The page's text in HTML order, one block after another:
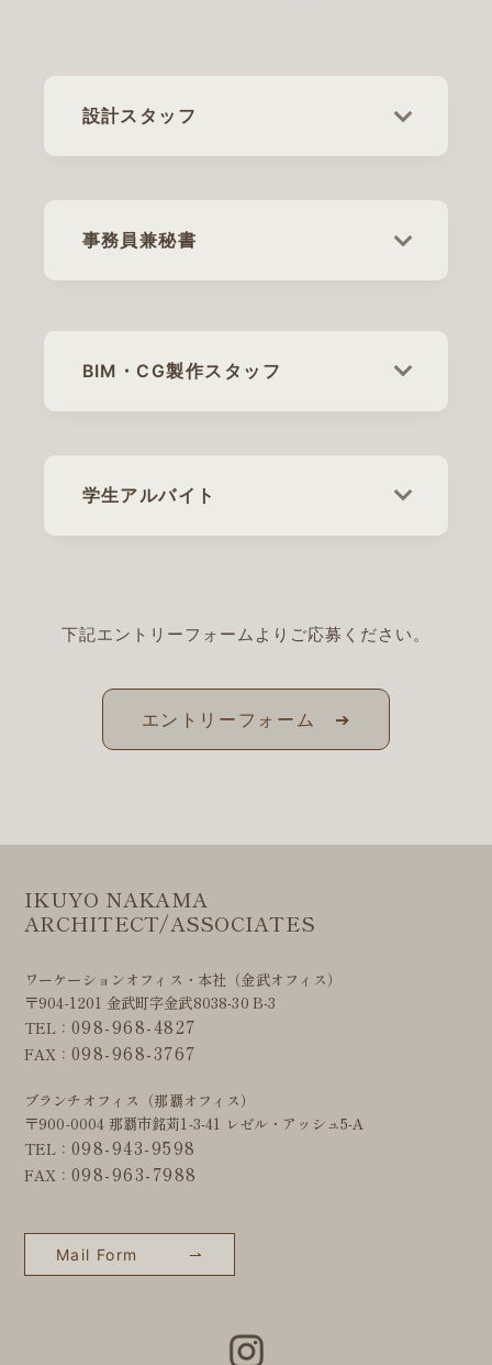
設計スタッフ
事務員兼秘書
BIM・CG製作スタッフ
学生アルバイト
下記エントリーフォームよりご応募ください。
エントリーフォーム ➔
IKUYO NAKAMA
ARCHITECT/ASSOCIATES
ワーケーションオフィス・本社（金武オフィス）
〒904-1201 金武町字金武8038-30 B-3
TEL： 098-968-4827
FAX： 098-968-3767
ブランチオフィス（那覇オフィス）
〒900-0004 那覇市銘苅1-3-41 レゼル・アッシュ5-A
TEL： 098-943-9598
FAX： 098-963-7988
Mail Form ⇀